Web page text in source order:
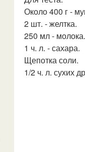
Около 400 г -
2 шт. - желтка.
250 мл - молока.
1 ч. л. - сахара.
Щепотка соли.
1/2 ч. л. сухих